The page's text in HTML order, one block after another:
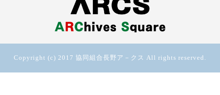
Copyright (c) 2017 協同組合長野ア－クス All rights reserved.